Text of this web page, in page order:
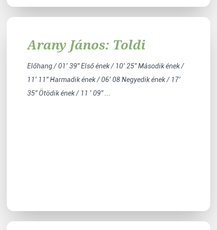
Arany János: Toldi
Előhang / 01’ 39” Első ének / 10’ 25” Második ének /
11’ 11” Harmadik ének / 06’ 08 Negyedik ének / 17’